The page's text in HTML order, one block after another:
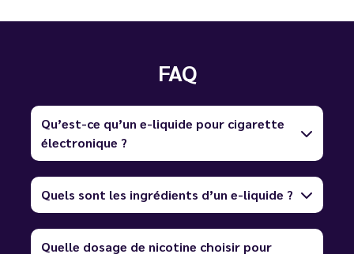
FAQ
Qu’est-ce qu’un e-liquide pour cigarette
électronique ?
Quels sont les ingrédients d’un e-liquide ?
Quelle dosage de nicotine choisir pour